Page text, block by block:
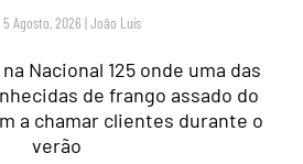
5 Agosto, 2026 |João Luís
Nacional 125 onde uma das
de frango assado do
a chamar clientes durante o
verão